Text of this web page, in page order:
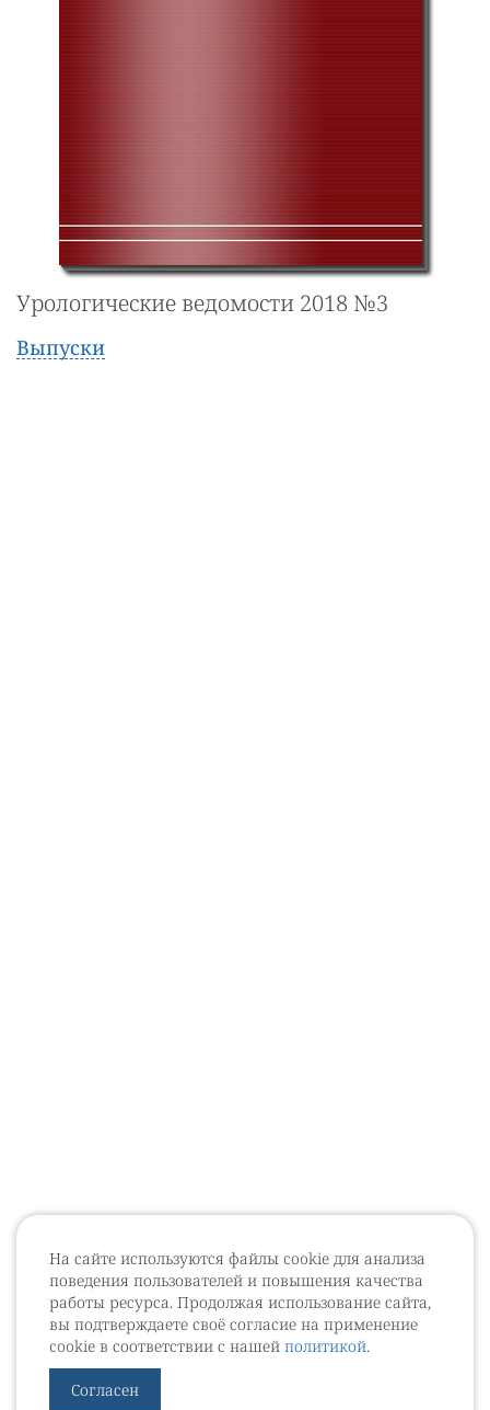
На сайте используются файлы cookie для анализа
поведения пользователей и повышения качества
работы ресурса. Продолжая использование сайта,
вы подтверждаете своё согласие на применение
cookie в соответствии с нашей политикой.
Согласен
Урологические ведомости 2018 №3
Выпуски